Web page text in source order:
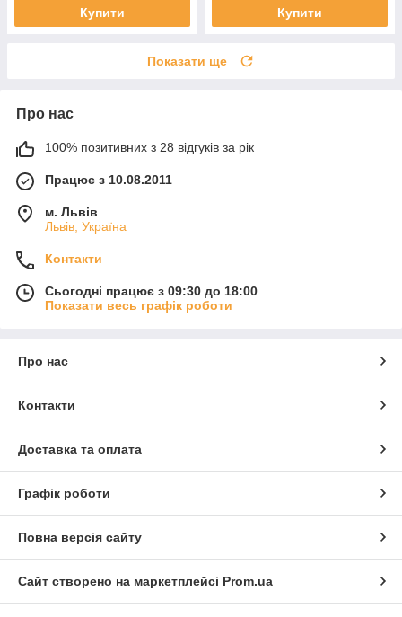
Купити Купити
Показати ще
Про нас
100% позитивних з 28 відгуків за рік
Працює з 10.08.2011
м. Львів
Львів, Україна
Контакти
Сьогодні працює з 09:30 до 18:00
Показати весь графік роботи
Про нас
Контакти
Доставка та оплата
Графік роботи
Повна версія сайту
Сайт створено на маркетплейсі Prom.ua